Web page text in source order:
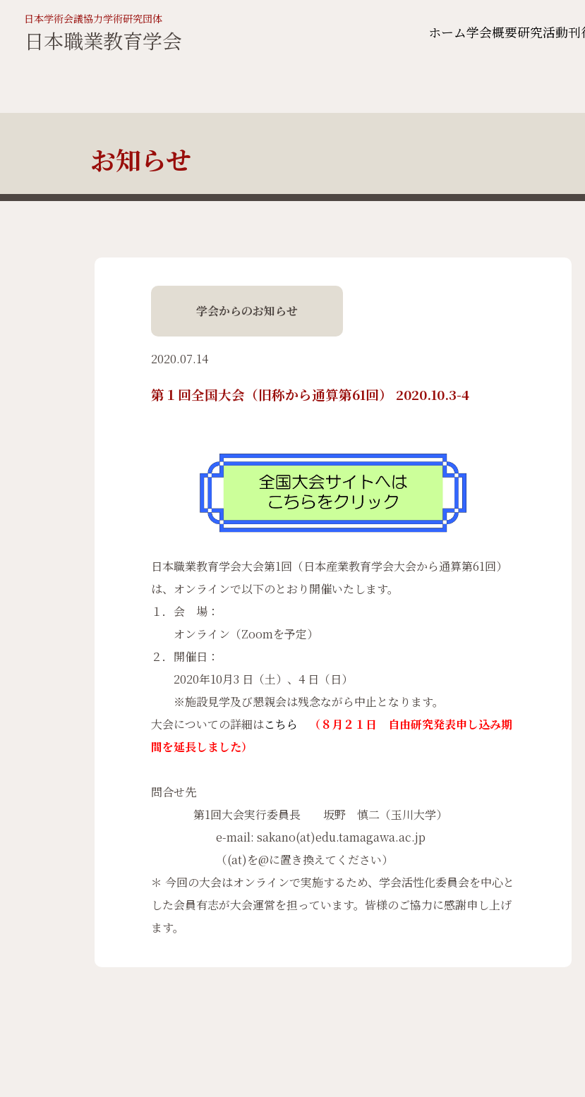
日本学術会議協力学術研究団体
日本職業教育学会 ホーム学会概要研究活動刊
お知らせ
学会からのお知らせ
2020.07.14
第１回全国大会（旧称から通算第61回） 2020.10.3-4
日本職業教育学会大会第1回（日本産業教育学会大会から通算第61回）
は、オンラインで以下のとおり開催いたします。
１．会 場：
オンライン（Zoomを予定）
２．開催日：
2020年10月3 日（土）、4 日（日）
※施設見学及び懇親会は残念ながら中止となります。
大会についての詳細はこちら
（８月２１日 自由研究発表申し込み期
間を延長しました）
問合せ先
第1回大会実行委員長 坂野 慎二（玉川大学）
e-mail: sakano(at)edu.tamagawa.ac.jp
（(at)を@に置き換えてください）
＊ 今回の大会はオンラインで実施するため、学会活性化委員会を中心と
した会員有志が大会運営を担っています。皆様のご協力に感謝申し上げ
ます。